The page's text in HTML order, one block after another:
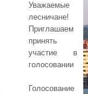
Уважаемые
лесничане!
Приглашаем
принять
участие в
голосовании
Голосование